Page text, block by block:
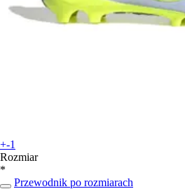
+-1
Rozmiar
*
Przewodnik po rozmiarach